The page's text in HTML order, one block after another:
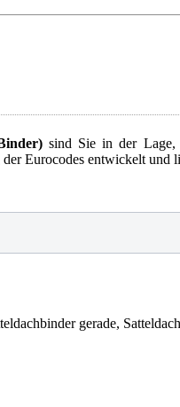
sind Sie in der Lage,
Eurocodes entwickelt und
gerade,